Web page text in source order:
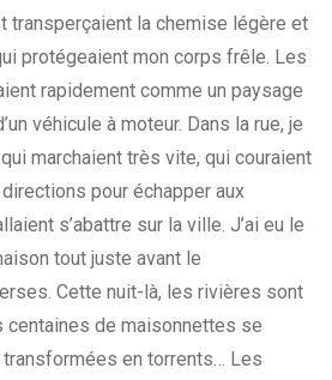
transperçaient la chemise légère et
protégeaient mon corps frêle. Les
rapidement comme un paysage
véhicule à moteur. Dans la rue, je
marchaient très vite, qui couraient
pour échapper aux
s’abattre sur la ville. J’ai eu le
tout juste avant le
Cette nuit-là, les rivières sont
de maisonnettes se
en torrents… Les